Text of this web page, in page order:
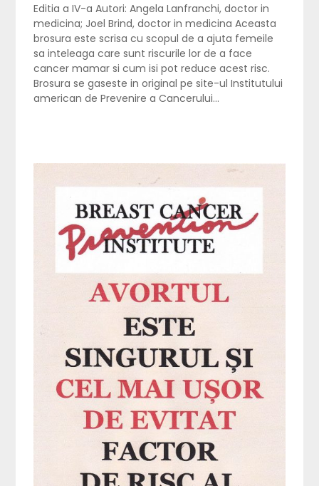
Editia a IV-a Autori: Angela Lanfranchi, doctor in
medicina; Joel Brind, doctor in medicina Aceasta
brosura este scrisa cu scopul de a ajuta femeile
sa inteleaga care sunt riscurile lor de a face
cancer mamar si cum isi pot reduce acest risc.
Brosura se gaseste in original pe site-ul Institutului
american de Prevenire a Cancerului…